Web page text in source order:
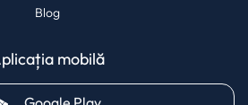
Blog
mobilă